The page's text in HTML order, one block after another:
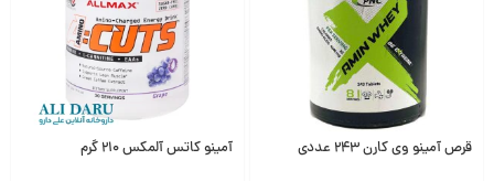
قرص آمینو وی کارن 243 عددی آمینو کاتس آلمکس 210 گرم